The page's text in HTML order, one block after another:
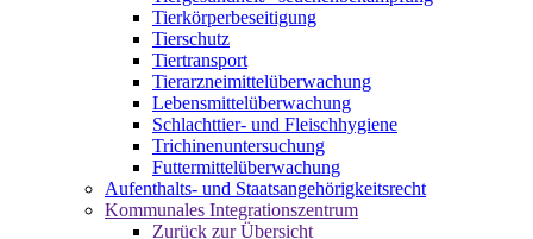
Tierkörperbeseitigung
Tierschutz
Tiertransport
Tierarzneimittelüberwachung
Lebensmittelüberwachung
Schlachttier- und Fleischhygiene
Trichinenuntersuchung
Futtermittelüberwachung
Aufenthalts- und Staatsangehörigkeitsrecht
Kommunales Integrationszentrum
Zurück zur Übersicht